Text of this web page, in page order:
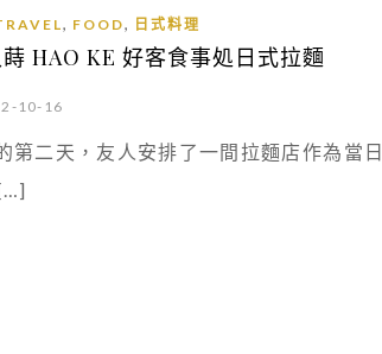
, FOOD, 日式料理
HAO KE 好客食事処日式拉麵
10-16
第二天，友人安排了一間拉麵店作為當